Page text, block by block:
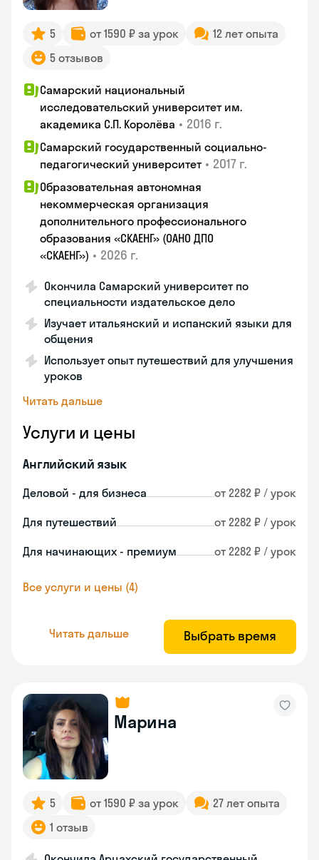
5 от 1590 ₽ за урок
12 лет опыта
5 отзывов
Самарский национальный
исследовательский университет им.
академика С.П. Королёва • 2016 г.
Самарский государственный социально-
педагогический университет • 2017 г.
Образовательная автономная
некоммерческая организация
дополнительного профессионального
образования «СКАЕНГ» (ОАНО ДПО
«СКАЕНГ») • 2026 г.
Окончила Самарский университет по
специальности издательское дело
Изучает итальянский и испанский языки для
общения
Использует опыт путешествий для улучшения
уроков
Читать дальше
Услуги и цены
Английский язык
Деловой - для бизнеса от 2282 ₽ / урок
Для путешествий от 2282 ₽ / урок
Для начинающих - премиум от 2282 ₽ / урок
Все услуги и цены (4)
Читать дальше Выбрать время
Марина
5 от 1590 ₽ за урок
27 лет опыта
1 отзыв